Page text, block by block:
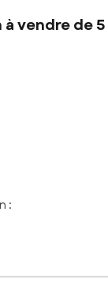
vendre de 5
: